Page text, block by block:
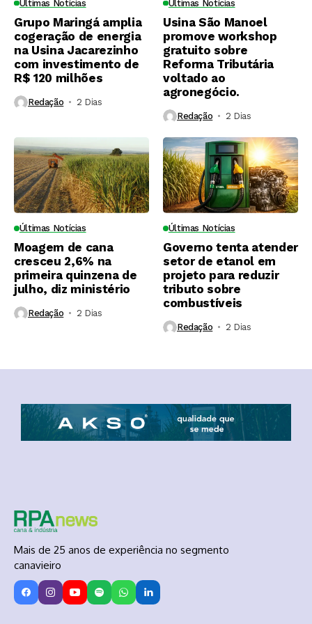
Últimas Notícias
Grupo Maringá amplia
cogeração de energia
na Usina Jacarezinho
com investimento de
R$ 120 milhões
Redação 2 Dias ⁮
Últimas Notícias
Usina São Manoel
promove workshop
gratuito sobre
Reforma Tributária
voltado ao
agronegócio.
Redação 2 Dias ⁮
Últimas Notícias
Moagem de cana
cresceu 2,6% na
primeira quinzena de
julho, diz ministério
Redação 2 Dias ⁮
Últimas Notícias
Governo tenta atender
setor de etanol em
projeto para reduzir
tributo sobre
combustíveis
Redação 2 Dias ⁮
Mais de 25 anos de experiência no segmento
canavieiro